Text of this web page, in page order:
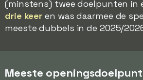
(minstens) twee doelpunten in
drie keer en was daarmee de
meeste dubbels in de 2025/
Meeste